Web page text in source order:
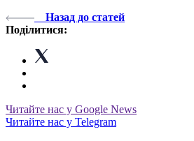
Назад до статей
Поділитися:
Читайте нас у Google News
Читайте нас у Telegram